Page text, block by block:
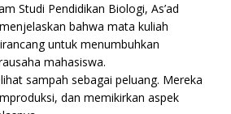
Studi Pendidikan Biologi, As’ad
bahwa mata kuliah
untuk menumbuhkan
mahasiswa.
sampah sebagai peluang. Mereka
dan memikirkan aspek